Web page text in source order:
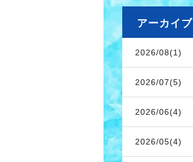
アーカイブ
2026/08(1)
2026/07(5)
2026/06(4)
2026/05(4)